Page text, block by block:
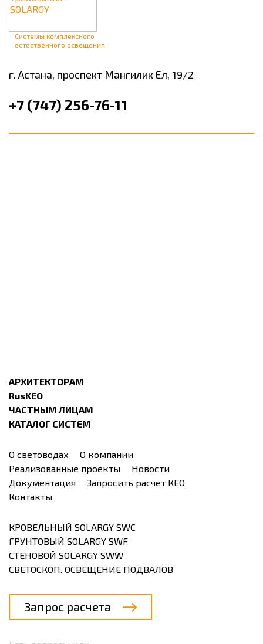
Системы комплексного
естественного освещения
г. Астана, проспект Мангилик Ел, 19/2
+7 (747) 256-76-11
АРХИТЕКТОРАМ
RusKEO
ЧАСТНЫМ ЛИЦАМ
КАТАЛОГ СИСТЕМ
О световодах
О компании
Реализованные проекты
Новости
Документация
Запросить расчет КЕО
Контакты
КРОВЕЛЬНЫЙ SOLARGY SWC
ГРУНТОВЫЙ SOLARGY SWF
СТЕНОВОЙ SOLARGY SWW
СВЕТОСКОП. ОСВЕЩЕНИЕ ПОДВАЛОВ
Запрос расчета